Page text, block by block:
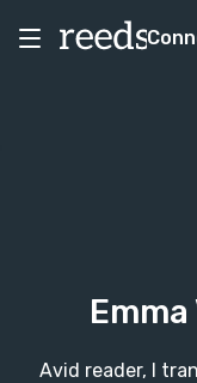
Emma
Avid reader, I